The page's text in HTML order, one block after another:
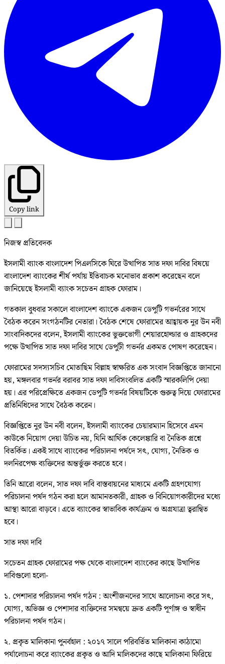
Copy link
নিজস্ব প্রতিবেদক
ইসলামী ব্যাংক বাংলাদেশ পিএলসিকে ঘিরে উত্থাপিত সাত দফা দাবির বিষয়ে
বাংলাদেশ ব্যাংকের শীর্ষ পর্যায় ইতিবাচক মনোভাব প্রকাশ করেছেন বলে
জানিয়েছে ইসলামী ব্যাংক সচেতন গ্রাহক ফোরাম।
গতকাল বুধবার সকালে বাংলাদেশ ব্যাংকে একজন ডেপুটি গভর্নরের সাথে
বৈঠক করেন সংগঠনটির নেতারা। বৈঠক শেষে ফোরামের আহ্বায়ক নুর উন নবী
সাংবাদিকদের বলেন, ইসলামী ব্যাংকের ভুক্তভোগী শেয়ারহোল্ডার ও গ্রাহকদের
পক্ষে উত্থাপিত সাত দফা দাবির সাথে ডেপুটী গভর্নর একমত পোষণ করেছেন।
ফোরামের সদস্যসচিব মোতাছিম বিল্লাহ স্বাক্ষরিত এক সংবাদ বিজ্ঞপ্তিতে জানানো
হয়, মঙ্গলবার গভর্নর বরাবর সাত দফা দাবিসংবলিত একটি স্মারকলিপি দেয়া
হয়। এর পরিপ্রেক্ষিতে একজন ডেপুটি গভর্নর বিষয়টিকে গুরুত্ব দিয়ে ফোরামের
প্রতিনিধিদের সাথে বৈঠক করেন।
বিজ্ঞপ্তিতে নুর উন নবী বলেন, ইসলামী ব্যাংকের চেয়ারম্যান হিসেবে এমন
কাউকে নিয়োগ দেয়া উচিত নয়, যিনি আর্থিক কেলেঙ্কারি বা নৈতিক প্রশ্নে
বিতর্কিত। একই সাথে ব্যাংকের পরিচালনা পর্ষদে সৎ, যোগ্য, নৈতিক ও
দলনিরপেক্ষ ব্যক্তিদের অন্তর্ভুক্ত করতে হবে।
তিনি আরো বলেন, সাত দফা দাবি বাস্তবায়নের মাধ্যমে একটি গ্রহণযোগ্য
পরিচালনা পর্ষদ গঠন করা হলে আমানতকারী, গ্রাহক ও বিনিয়োগকারীদের মধ্যে
আস্থা আরো বাড়বে। এতে ব্যাংকের স্বাভাবিক কার্যক্রম ও অগ্রযাত্রা ত্বরান্বিত
হবে।
সাত দফা দাবি
সচেতন গ্রাহক ফোরামের পক্ষ থেকে বাংলাদেশ ব্যাংকের কাছে উত্থাপিত
দাবিগুলো হলো-
১. পেশাদার পরিচালনা পর্ষদ গঠন : অংশীজনদের সাথে আলোচনা করে সৎ,
যোগ্য, অভিজ্ঞ ও পেশাদার ব্যক্তিদের সমন্বয়ে দ্রুত একটি পূর্ণাঙ্গ ও স্বাধীন
পরিচালনা পর্ষদ গঠন।
২. প্রকৃত মালিকানা পুনর্বহাল : ২০১৭ সালে পরিবর্তিত মালিকানা কাঠামো
পর্যালোচনা করে ব্যাংকের প্রকৃত ও আদি মালিকদের কাছে মালিকানা ফিরিয়ে